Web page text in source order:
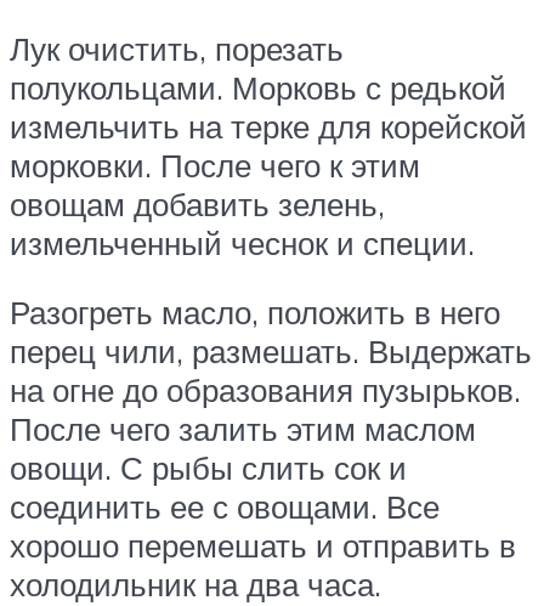
Лук очистить, порезать
полукольцами. Морковь с редькой
измельчить на терке для корейской
морковки. После чего к этим
овощам добавить зелень,
измельченный чеснок и специи.
Разогреть масло, положить в него
перец чили, размешать. Выдержать
на огне до образования пузырьков.
После чего залить этим маслом
овощи. С рыбы слить сок и
соединить ее с овощами. Все
хорошо перемешать и отправить в
холодильник на два часа.